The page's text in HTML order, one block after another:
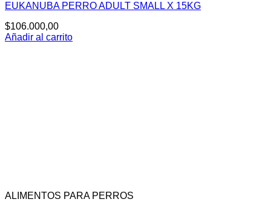
EUKANUBA PERRO ADULT SMALL X 15KG
$106.000,00
Añadir al carrito
ALIMENTOS PARA PERROS